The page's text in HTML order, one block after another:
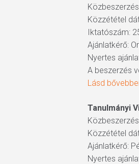
Közzététel
Iktatószám:
Ajánlatkérő:
Nyertes
A beszerzés
Lásd
Tanulmányi
Közzététel
Ajánlatkérő:
Nyertes